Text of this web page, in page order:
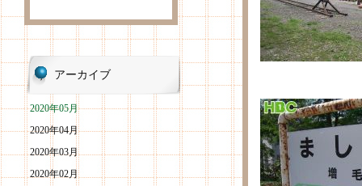
アーカイブ
2020年05月
2020年04月
2020年03月
2020年02月